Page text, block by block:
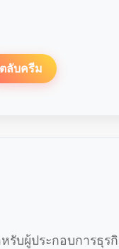
ตลับครีม
บผู้ประกอบการธุร